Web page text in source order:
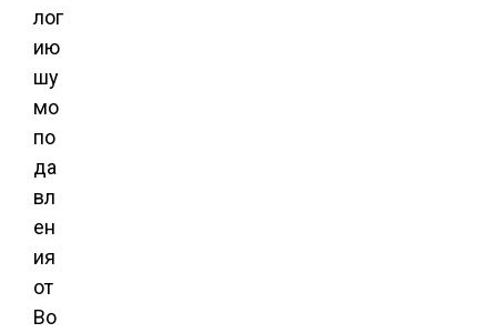
лог
ию
шу
мо
по
да
вл
ен
ия
от
Bo